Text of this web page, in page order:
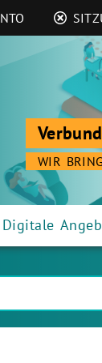
WIR
Digitale